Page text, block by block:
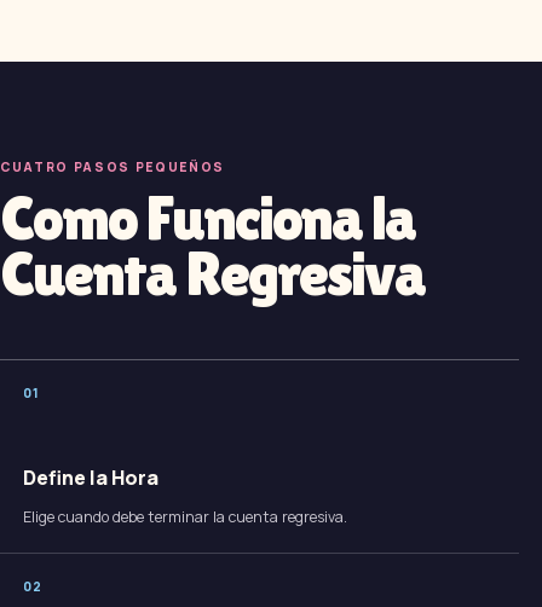
CUATRO PASOS PEQUEÑOS
Como Funciona la
Cuenta Regresiva
01
Define la Hora
Elige cuando debe terminar la cuenta regresiva.
02